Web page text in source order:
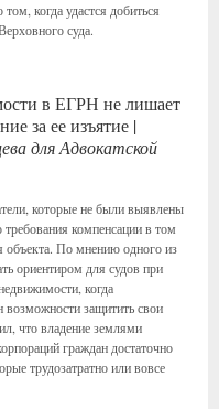
когда удастся добиться
суда.
в ЕГРН не лишает
за ее изъятие |
для Адвокатской
которые не были выявлены
компенсации в том
объекта. По мнению одного из
ориентиром для судов при
когда
возможности защитить свои
что владение землями
граждан достаточно
трудозатратно или вовсе